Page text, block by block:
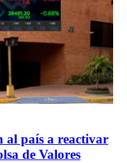
al país a reactivar
de Valores